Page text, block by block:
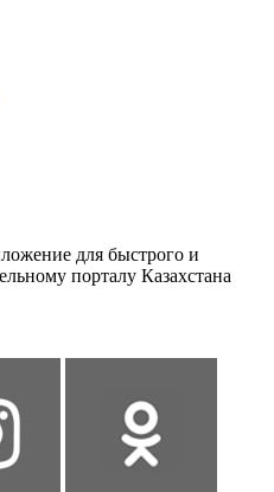
для быстрого и
порталу Казахстана